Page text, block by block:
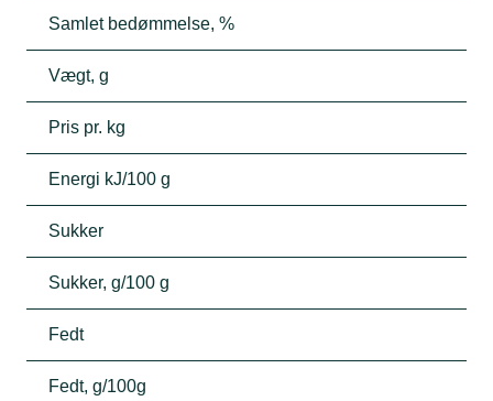
Samlet bedømmelse, %
Vægt, g
Pris pr. kg
Energi kJ/100 g
Sukker
Sukker, g/100 g
Fedt
Fedt, g/100g